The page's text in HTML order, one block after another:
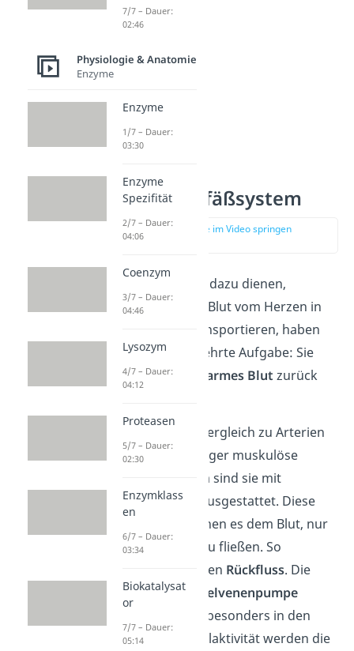
Venöses Gefäßsystem
zur Stelle im Video springen
Während Arterien dazu dienen,
sauerstoffreiches Blut vom Herzen in
den Körper zu transportieren, haben
Venendie umgekehrte Aufgabe: Sie
führen sauerstoffarmes Blut zurück
Venen haben im Vergleich zu Arterien
dünnere und weniger muskulöse
Wände. Außerdem sind sie mit
Taschenklappen
ausgestattet. Diese
Klappen ermöglichen es dem Blut, nur
in Richtung Herz zu fließen. So
sie einen Rückfluss. Die
sogenannteMuskelvenenpumpe
unterstützt dabei besonders in den
Beinen: Bei Muskelaktivität werden die
7/7 – Dauer:
02:46
Physiologie & Anatomie
Enzyme
Enzyme
1/7 – Dauer:
03:30
Enzyme
Spezifität
2/7 – Dauer:
04:06
Coenzym
3/7 – Dauer:
04:46
Lysozym
4/7 – Dauer:
04:12
Proteasen
5/7 – Dauer:
02:30
Enzymklass
en
6/7 – Dauer:
03:34
Biokatalysat
or
7/7 – Dauer:
05:14